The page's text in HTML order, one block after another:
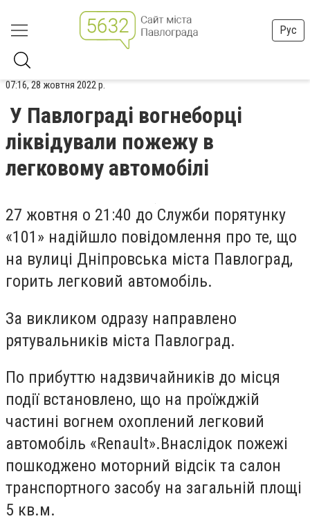
Рус
07:16, 28 жовтня 2022 р.
У Павлограді вогнеборці
ліквідували пожежу в
легковому автомобілі
27 жовтня о 21:40 до Служби порятунку
«101» надійшло повідомлення про те, що
на вулиці Дніпровська міста Павлоград,
горить легковий автомобіль.
За викликом одразу направлено
рятувальників міста Павлоград.
По прибуттю надзвичайників до місця
події встановлено, що на проїжджій
частині вогнем охоплений легковий
автомобіль «Renault».Внаслідок пожежі
пошкоджено моторний відсік та салон
транспортного засобу на загальній площі
5 кв.м.